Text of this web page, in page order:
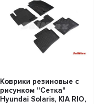
Коврики резиновые с
рисунком "Сетка"
Hyundai Solaris, KIA RIO,